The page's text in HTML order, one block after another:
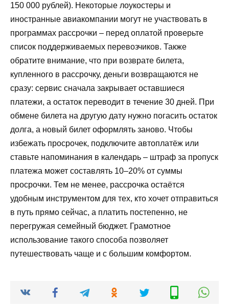
150 000 рублей). Некоторые лоукостеры и
иностранные авиакомпании могут не участвовать в
программах рассрочки – перед оплатой проверьте
список поддерживаемых перевозчиков. Также
обратите внимание, что при возврате билета,
купленного в рассрочку, деньги возвращаются не
сразу: сервис сначала закрывает оставшиеся
платежи, а остаток переводит в течение 30 дней. При
обмене билета на другую дату нужно погасить остаток
долга, а новый билет оформлять заново. Чтобы
избежать просрочек, подключите автоплатёж или
ставьте напоминания в календарь – штраф за пропуск
платежа может составлять 10–20% от суммы
просрочки. Тем не менее, рассрочка остаётся
удобным инструментом для тех, кто хочет отправиться
в путь прямо сейчас, а платить постепенно, не
перегружая семейный бюджет. Грамотное
использование такого способа позволяет
путешествовать чаще и с большим комфортом.